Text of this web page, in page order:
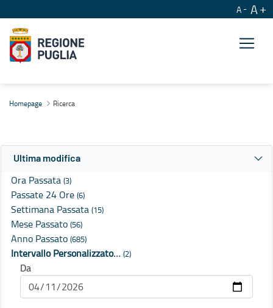
A A
Homepage Ricerca
Ultima modifica
Ora Passata (3)
Passate 24 Ore (6)
Settimana Passata (15)
Mese Passato (56)
Anno Passato (685)
Intervallo Personalizzato… (2)
Da